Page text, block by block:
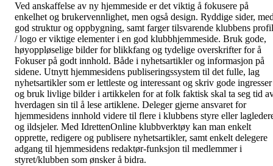
Ved anskaffelse av ny hjemmeside er det viktig å fokusere på
enkelhet og brukervennlighet, men også design. Ryddige sider,
god struktur og oppbygning, samt farger tilsvarende klubbens profil
/ logo er viktige elementer i en god klubbhjemmeside. Bruk gode,
høyoppløselige bilder for blikkfang og tydelige overskrifter for å
Fokuser på godt innhold. Både i nyhetsartikler og informasjon på
sidene. Utnytt hjemmesidens publiseringssystem til det fulle, lag
nyhetsartikler som er lettleste og interessant og skriv gode ingresser
og bruk livlige bilder i artikkelen for at folk faktisk skal ta seg tid
hverdagen sin til å lese artiklene. Deleger gjerne ansvaret for
hjemmesidens innhold videre til flere i klubbens styre eller
og ildsjeler. Med IdrettenOnline klubbverktøy kan man enkelt
opprette, redigere og publisere nyhetsartikler, samt enkelt delegere
adgang til hjemmesidens redaktør-funksjon til medlemmer i
styret/klubben som ønsker å bidra.